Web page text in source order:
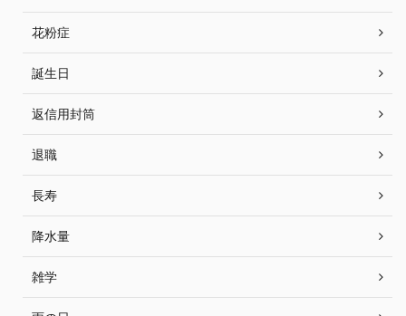
花粉症
誕生日
返信用封筒
退職
長寿
降水量
雑学